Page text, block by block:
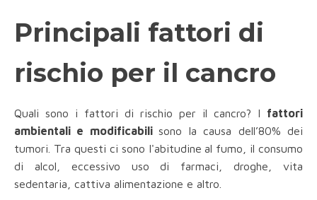
Principali fattori di
rischio per il cancro
Quali sono i fattori di rischio per il cancro? I fattori
ambientali e modificabilisono la causa dell’80% dei
tumori. Tra questi ci sono l'abitudine al fumo, il consumo
di alcol, eccessivo uso di farmaci, droghe, vita
sedentaria, cattiva alimentazione e altro.